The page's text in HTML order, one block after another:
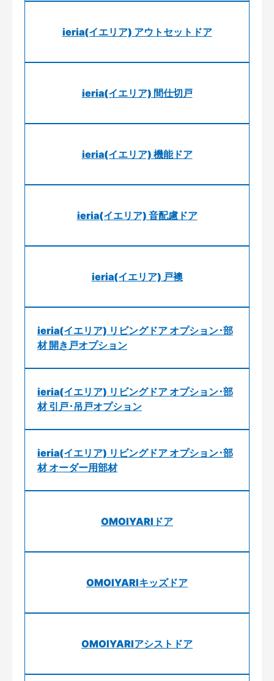
ieria(イエリア) アウトセットドア
ieria(イエリア) 間仕切戸
ieria(イエリア) 機能ドア
ieria(イエリア) 音配慮ドア
ieria(イエリア) 戸襖
ieria(イエリア) リビングドア オプション･部
材 開き戸オプション
ieria(イエリア) リビングドア オプション･部
材 引戸･吊戸オプション
ieria(イエリア) リビングドア オプション･部
材 オーダー用部材
OMOIYARIドア
OMOIYARIキッズドア
OMOIYARIアシストドア